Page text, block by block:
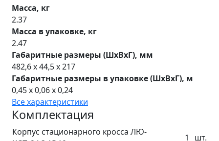
Масса, кг
2.37
Масса в упаковке, кг
2.47
Габаритные размеры (ШхВхГ), мм
482,6 x 44,5 x 217
Габаритные размеры в упаковке (ШхВхГ), м
0,45 x 0,06 x 0,24
Все характеристики
Комплектация
Корпус стационарного кросса ЛЮ-
1 шт.